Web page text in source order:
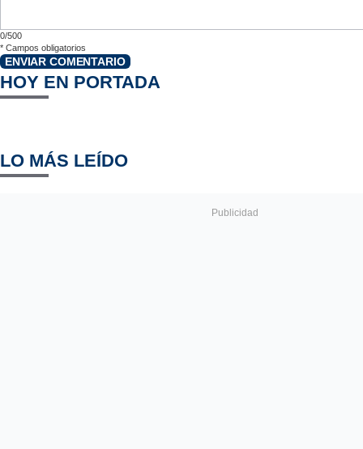
0/500
* Campos obligatorios
ENVIAR COMENTARIO
HOY EN PORTADA
LO MÁS LEÍDO